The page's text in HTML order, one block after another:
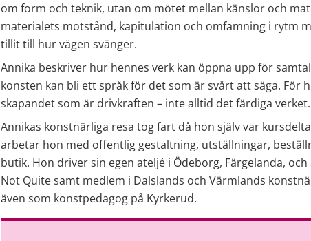
om form och teknik, utan om mötet mellan känslor och
materialets motstånd, kapitulation och omfamning i rytm
tillit till hur vägen svänger.
Annika beskriver hur hennes verk kan öppna upp för
konsten kan bli ett språk för det som är svårt att säga. För
skapandet som är drivkraften – inte alltid det färdiga verket.
Annikas konstnärliga resa tog fart då hon själv var
arbetar hon med offentlig gestaltning, utställningar,
butik. Hon driver sin egen ateljé i Ödeborg, Färgelanda,
Not Quite samt medlem i Dalslands och Värmlands
även som konstpedagog på Kyrkerud.